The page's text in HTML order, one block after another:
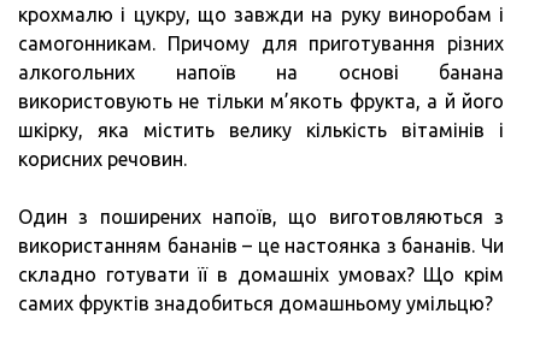
крохмалю і цукру, що завжди на руку виноробам і
самогонникам. Причому для приготування різних
алкогольних напоїв на основі банана
використовують не тільки м’якоть фрукта, а й його
шкірку, яка містить велику кількість вітамінів і
корисних речовин.
Один з поширених напоїв, що виготовляються з
використанням бананів – це настоянка з бананів. Чи
складно готувати її в домашніх умовах? Що крім
самих фруктів знадобиться домашньому умільцю?